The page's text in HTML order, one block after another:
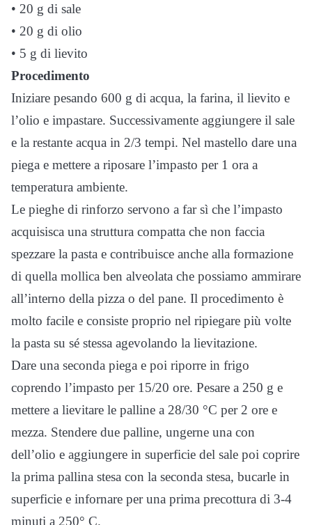
• 20 g di sale
• 20 g di olio
• 5 g di lievito
Procedimento
Iniziare pesando 600 g di acqua, la farina, il lievito e
l’olio e impastare. Successivamente aggiungere il sale
e la restante acqua in 2/3 tempi. Nel mastello dare una
piega e mettere a riposare l’impasto per 1 ora a
temperatura ambiente.
Le pieghe di rinforzo servono a far sì che l’impasto
acquisisca una struttura compatta che non faccia
spezzare la pasta e contribuisce anche alla formazione
di quella mollica ben alveolata che possiamo ammirare
all’interno della pizza o del pane. Il procedimento è
molto facile e consiste proprio nel ripiegare più volte
la pasta su sé stessa agevolando la lievitazione.
Dare una seconda piega e poi riporre in frigo
coprendo l’impasto per 15/20 ore. Pesare a 250 g e
mettere a lievitare le palline a 28/30 °C per 2 ore e
mezza. Stendere due palline, ungerne una con
dell’olio e aggiungere in superficie del sale poi coprire
la prima pallina stesa con la seconda stesa, bucarle in
superficie e infornare per una prima precottura di 3-4
minuti a 250° C.